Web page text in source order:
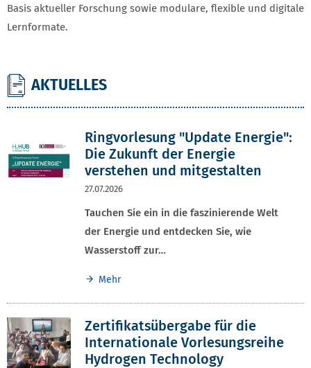
Basis aktueller Forschung sowie modulare, flexible und digitale
Lernformate.
AKTUELLES
Ringvorlesung "Update Energie":
Die Zukunft der Energie
verstehen und mitgestalten
27.07.2026
Tauchen Sie ein in die faszinierende Welt
der Energie und entdecken Sie, wie
Wasserstoff zur…
Mehr
Zertifikatsübergabe für die
Internationale Vorlesungsreihe
Hydrogen Technology